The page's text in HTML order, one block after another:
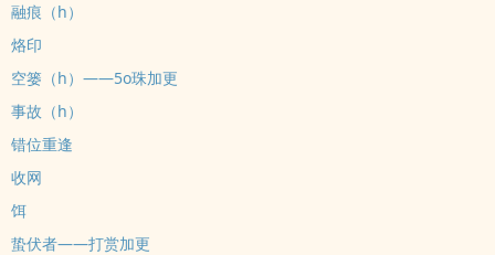
融痕（h）
烙印
空篓（h）——5o珠加更
事故（h）
错位重逢
收网
饵
蛰伏者——打赏加更